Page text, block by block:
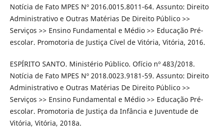
Notícia de Fato MPES Nº 2016.0015.8011-64. Assunto: Direito
Administrativo e Outras Matérias De Direito Público >>
Serviços >> Ensino Fundamental e Médio >> Educação Pré-
escolar. Promotoria de Justiça Cível de Vitória, Vitória, 2016.
ESPÍRITO SANTO. Ministério Público. Ofício nº 483/2018.
Notícia de Fato MPES Nº 2018.0023.9181-59. Assunto: Direito
Administrativo e Outras Matérias De Direito Público >>
Serviços >> Ensino Fundamental e Médio >> Educação Pré-
escolar. Promotoria de Justiça da Infância e Juventude de
Vitória, Vitória, 2018a.